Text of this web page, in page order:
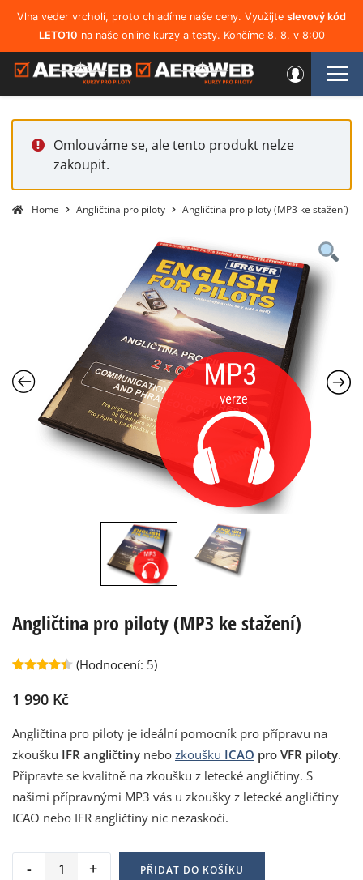
Vlna veder vrcholí, proto chladíme naše ceny. Využijte slevový kód
LETO10 na naše online kurzy a testy. Končíme 8. 8. v 8:00
Omlouváme se, ale tento produkt nelze
zakoupit.
Home Angličtina pro piloty Angličtina pro piloty (MP3 ke stažení)
Angličtina pro piloty (MP3 ke stažení)
4.40z 5
na
hodnocení
zákazníků
(Hodnocení: 5)
1 990 Kč
Angličtina pro piloty je ideální pomocník pro přípravu na
zkoušku IFR angličtiny nebo zkoušku ICAO pro VFR piloty.
Připravte se kvalitně na zkoušku z letecké angličtiny. S
našimi přípravnými MP3 vás u zkoušky z letecké angličtiny
ICAO nebo IFR angličtiny nic nezaskočí.
PŘIDAT DO KOŠÍKU